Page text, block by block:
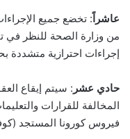
عاشراً: تخضع جميع
من وزارة الصحة للنظر في
إجراءات احترازية
حادي عشر : سيتم إيقاع
المخالفة للقرارات
فيروس كورونا المستجد (كوفيد